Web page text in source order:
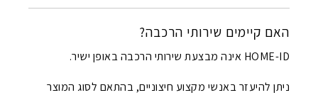
האם קיימים שירותי הרכבה?
HOME-ID אינה מבצעת שירותי הרכבה באופן ישיר.
ניתן להיעזר באנשי מקצוע חיצוניים, בהתאם לסוג המוצר